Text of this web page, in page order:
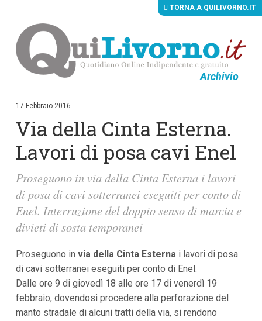
Archivio
i
i
c
t
n
u
i
r
n
i
p
l
i
TORNA A QUILIVORNO.IT
17 Febbraio 2016
Via della Cinta Esterna.
Lavori di posa cavi Enel
Proseguono in via della Cinta Esterna i lavori
di posa di cavi sotterranei eseguiti per conto di
Enel. Interruzione del doppio senso di marcia e
divieti di sosta temporanei
Proseguono in via della Cinta Esternai lavori di posa
di cavi sotterranei eseguiti per conto di Enel.
Dalle ore 9 di giovedì 18 alle ore 17 di venerdì 19
febbraio, dovendosi procedere alla perforazione del
manto stradale di alcuni tratti della via, si rendono